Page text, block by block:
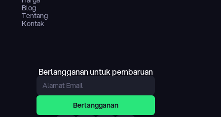
Blog
Tentang
Kontak
Berlangganan untuk pembaruan
Berlangganan